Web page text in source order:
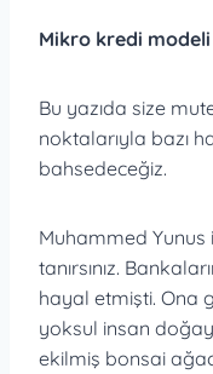
Mikro kredi modeli
Bu yazıda size
noktalarıyla bazı
bahsedeceğiz.
Muhammed
tanırsınız.
hayal etmişti. Ona
yoksul insan
ekilmiş bonsai